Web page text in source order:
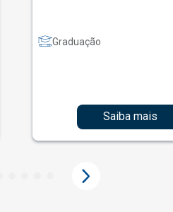
Graduação
Saiba mais